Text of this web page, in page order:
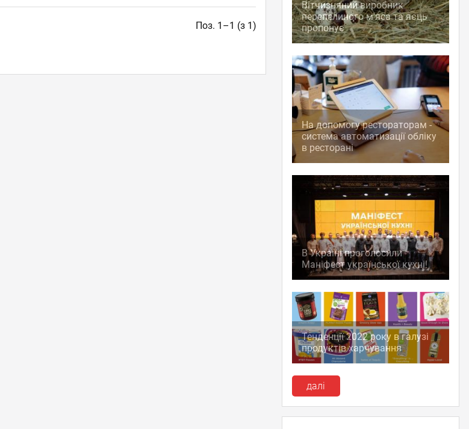
Поз. 1–1 (з 1)
Вітчизняний виробник
перепелиного м'яса та яєць
пропонує
На допомогу рестораторам -
система автоматизації обліку
в ресторані
В Україні проголосили
Маніфест української кухні!
Тенденції 2022 року в галузі
продуктів харчування
далі